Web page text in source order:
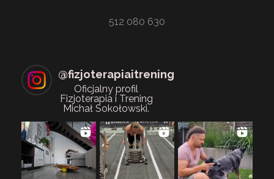
512 080 630
@fizjoterapiaitrening
Oficjalny profil
Fizjoterapia i Trening
Michał Sokołowski.